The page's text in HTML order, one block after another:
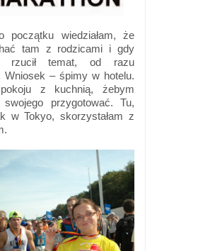
początku wiedziałam, że
tam z rodzicami i gdy
rzucił temat, od razu
Wniosek – śpimy w hotelu.
pokoju z kuchnią, żebym
swojego przygotować. Tu,
w Tokyo, skorzystałam z